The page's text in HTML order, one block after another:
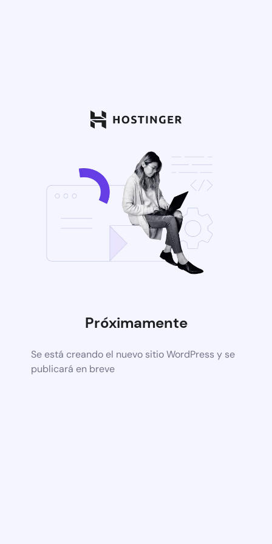
Próximamente
Se está creando el nuevo sitio WordPress y se
publicará en breve